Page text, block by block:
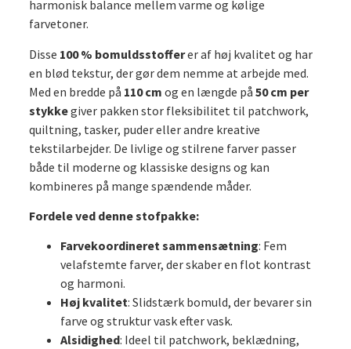
harmonisk balance mellem varme og kølige
farvetoner.
Disse 100 % bomuldsstofferer af høj kvalitet og har
en blød tekstur, der gør dem nemme at arbejde med.
Med en bredde på 110 cm og en længde på 50 cm per
stykkegiver pakken stor fleksibilitet til patchwork,
quiltning, tasker, puder eller andre kreative
tekstilarbejder. De livlige og stilrene farver passer
både til moderne og klassiske designs og kan
kombineres på mange spændende måder.
Fordele ved denne stofpakke:
Farvekoordineret sammensætning: Fem
velafstemte farver, der skaber en flot kontrast
og harmoni.
Høj kvalitet: Slidstærk bomuld, der bevarer sin
farve og struktur vask efter vask.
Alsidighed: Ideel til patchwork, beklædning,